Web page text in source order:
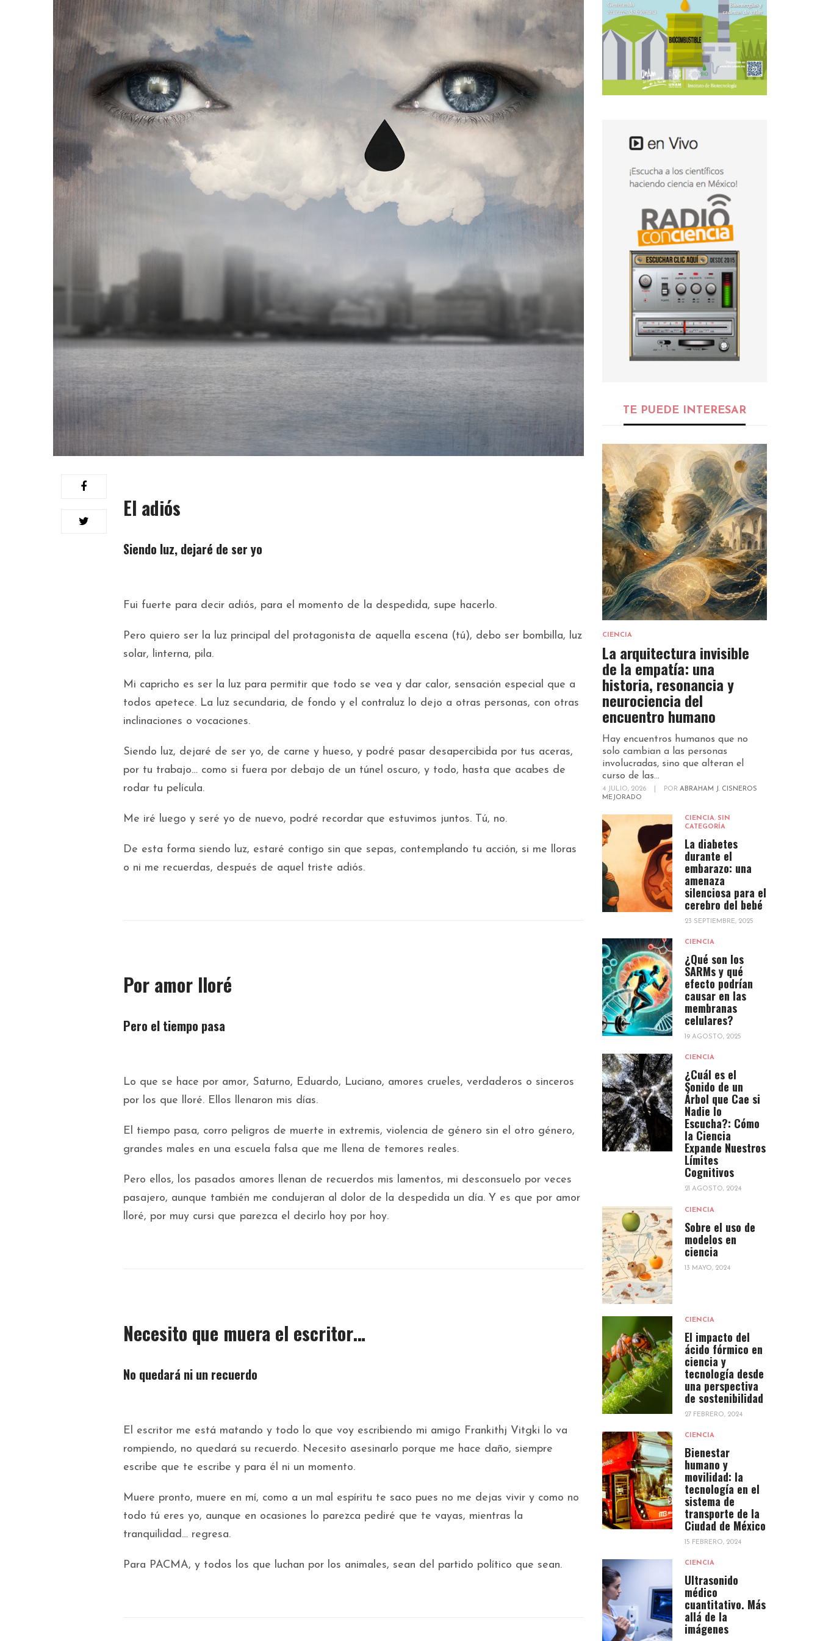
El adiós
Siendo luz, dejaré de ser yo
Fui fuerte para decir adiós, para el momento de la despedida, supe hacerlo.
Pero quiero ser la luz principal del protagonista de aquella escena (tú), debo ser bombilla, luz
solar, linterna, pila.
Mi capricho es ser la luz para permitir que todo se vea y dar calor, sensación especial que a
todos apetece. La luz secundaria, de fondo y el contraluz lo dejo a otras personas, con otras
inclinaciones o vocaciones.
Siendo luz, dejaré de ser yo, de carne y hueso, y podré pasar desapercibida por tus aceras,
por tu trabajo… como si fuera por debajo de un túnel oscuro, y todo, hasta que acabes de
rodar tu película.
Me iré luego y seré yo de nuevo, podré recordar que estuvimos juntos. Tú, no.
De esta forma siendo luz, estaré contigo sin que sepas, contemplando tu acción, si me lloras
o ni me recuerdas, después de aquel triste adiós.
Por amor lloré
Pero el tiempo pasa
Lo que se hace por amor, Saturno, Eduardo, Luciano, amores crueles, verdaderos o sinceros
por los que lloré. Ellos llenaron mis días.
El tiempo pasa, corro peligros de muerte in extremis, violencia de género sin el otro género,
grandes males en una escuela falsa que me llena de temores reales.
Pero ellos, los pasados amores llenan de recuerdos mis lamentos, mi desconsuelo por veces
pasajero, aunque también me condujeran al dolor de la despedida un día. Y es que por amor
lloré, por muy cursi que parezca el decirlo hoy por hoy.
Necesito que muera el escritor…
No quedará ni un recuerdo
El escritor me está matando y todo lo que voy escribiendo mi amigo Frankithj Vitgki lo va
rompiendo, no quedará su recuerdo. Necesito asesinarlo porque me hace daño, siempre
escribe que te escribe y para él ni un momento.
Muere pronto, muere en mí, como a un mal espíritu te saco pues no me dejas vivir y como no
todo tú eres yo, aunque en ocasiones lo parezca pediré que te vayas, mientras la
tranquilidad… regresa.
Para PACMA, y todos los que luchan por los animales, sean del partido político que sean.
TE PUEDE INTERESAR
CIENCIA
La arquitectura invisible
de la empatía: una
historia, resonancia y
neurociencia del
encuentro humano
Hay encuentros humanos que no
solo cambian a las personas
involucradas, sino que alteran el
curso de las...
4 JULIO, 2026 POR ABRAHAM J. CISNEROS
MEJORADO
CIENCIA, SIN
CATEGORÍA
La diabetes
durante el
embarazo: una
amenaza
silenciosa para el
cerebro del bebé
23 SEPTIEMBRE, 2025
CIENCIA
¿Qué son los
SARMs y qué
efecto podrían
causar en las
membranas
celulares?
19 AGOSTO, 2025
CIENCIA
¿Cuál es el
Sonido de un
Árbol que Cae si
Nadie lo
Escucha?: Cómo
la Ciencia
Expande Nuestros
Límites
Cognitivos
21 AGOSTO, 2024
CIENCIA
Sobre el uso de
modelos en
ciencia
13 MAYO, 2024
CIENCIA
El impacto del
ácido fórmico en
ciencia y
tecnología desde
una perspectiva
de sostenibilidad
27 FEBRERO, 2024
CIENCIA
Bienestar
humano y
movilidad: la
tecnología en el
sistema de
transporte de la
Ciudad de México
15 FEBRERO, 2024
CIENCIA
Ultrasonido
médico
cuantitativo. Más
allá de la
imágenes